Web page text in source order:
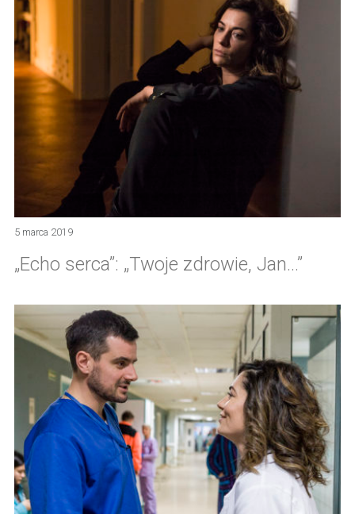
5 marca 2019
„Echo serca”: „Twoje zdrowie, Jan…”